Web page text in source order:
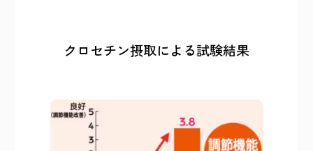
クロセチン摂取による試験結果